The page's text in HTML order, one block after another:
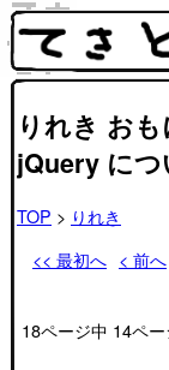
りれき お
jQuery につ
TOP > りれき
<< 最初へ < 前へ
18ページ中 14ペ